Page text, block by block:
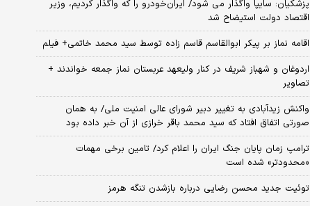
پزشکیان: سایپا واگذار می شود/ ایران‌خودرو را که واگذار کردیم، وزیر
اقتصاد دولت استیضاح شد
اقامه نماز بر پیکر ابوالقاسم قاسم زاده توسط سید محمد خاتمی+ فیلم
اردوغان و شهباز شریف در کنار ولیعهد عربستان نماز جمعه خواندند +
تصاویر
واکنش زیدآبادی به تغییر دبیر شورای عالی امنیت ملی/ به همان
صورتی اتفاق افتاد که سید محمد باقر خرازی از آن خبر داده بود
ترامپ زمان پایان جنگ ایران را اعلام کرد/ تامین برخی مهمات
«محدودتر» شده است
توئیت جدید محسن رضایی درباره بازشدن تنگه هرمز